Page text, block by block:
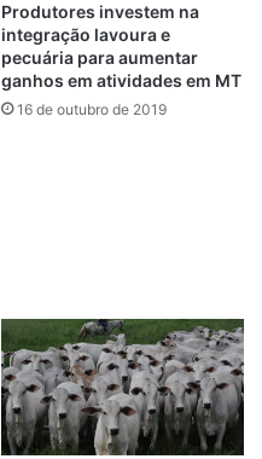
e
e
r
e
s
n
c
e
a
g
r
a
u
b
C
l
o
u
Produtores investem na
integração lavoura e
pecuária para aumentar
ganhos em atividades em MT
16 de outubro de 2019